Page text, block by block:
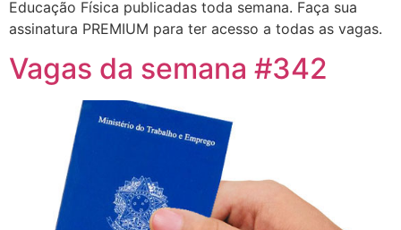
Educação Física publicadas toda semana. Faça sua
assinatura PREMIUM para ter acesso a todas as vagas.
Vagas da semana #342